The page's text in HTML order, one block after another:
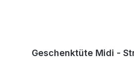
Geschenktüte Midi -